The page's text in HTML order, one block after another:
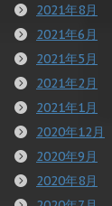
2021年8月
2021年6月
2021年5月
2021年2月
2021年1月
2020年12月
2020年9月
2020年8月